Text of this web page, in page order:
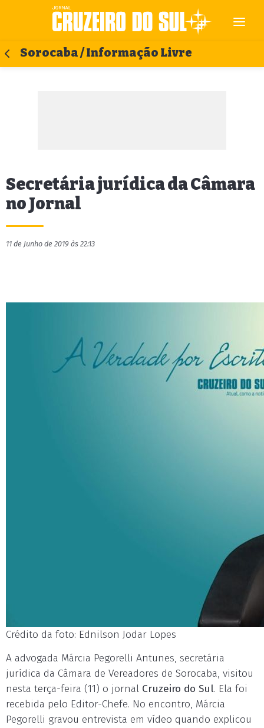
Sorocaba / Informação Livre
Secretária jurídica da Câmara
no Jornal
11 de Junho de 2019 às 22:13
Crédito da foto: Ednilson Jodar Lopes
A advogada Márcia Pegorelli Antunes, secretária
jurídica da Câmara de Vereadores de Sorocaba, visitou
nesta terça-feira (11) o jornal Cruzeiro do Sul. Ela foi
recebida pelo Editor-Chefe. No encontro, Márcia
Pegorelli gravou entrevista em vídeo quando explicou